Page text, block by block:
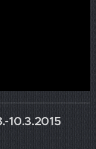
10.3.2015